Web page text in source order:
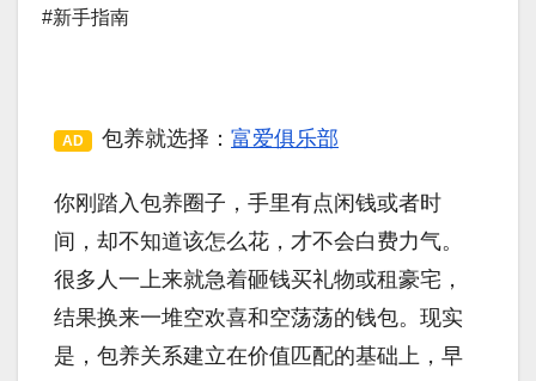
#新手指南
AD 包养就选择： 富爱俱乐部
你刚踏入包养圈子，手里有点闲钱或者时
间，却不知道该怎么花，才不会白费力气。
很多人一上来就急着砸钱买礼物或租豪宅，
结果换来一堆空欢喜和空荡荡的钱包。现实
是，包养关系建立在价值匹配的基础上，早